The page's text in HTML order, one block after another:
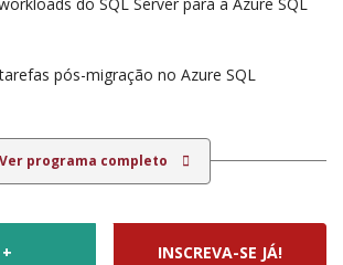
do SQL Server para a Azure SQL
pós-migração no Azure SQL
Ver programa completo
INSCREVA-SE JÁ!